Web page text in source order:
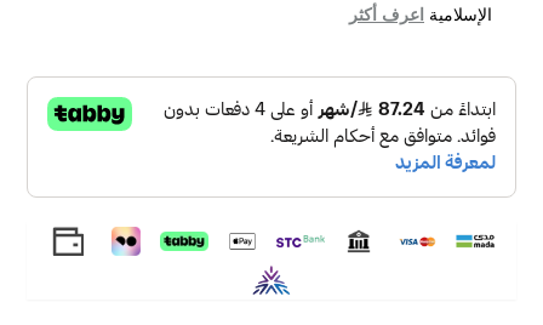
الإسلامية اعرف أكثر